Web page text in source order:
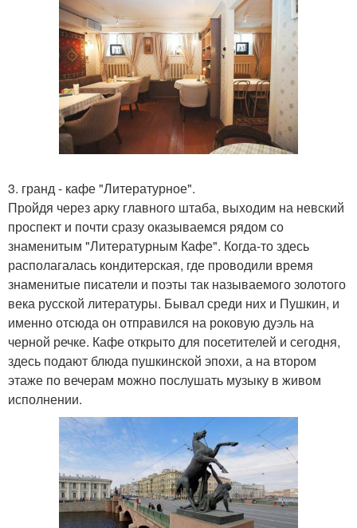
3. гранд - кафе "Литературное".
Пройдя через арку главного штаба, выходим на невский
проспект и почти сразу оказываемся рядом со
знаменитым "Литературным Кафе". Когда-то здесь
располагалась кондитерская, где проводили время
знаменитые писатели и поэты так называемого золотого
века русской литературы. Бывал среди них и Пушкин, и
именно отсюда он отправился на роковую дуэль на
черной речке. Кафе открыто для посетителей и сегодня,
здесь подают блюда пушкинской эпохи, а на втором
этаже по вечерам можно послушать музыку в живом
исполнении.